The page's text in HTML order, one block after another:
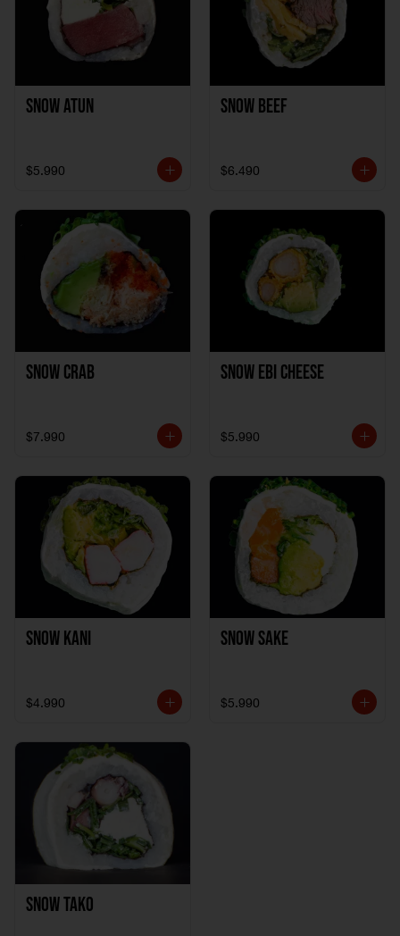
Snow Atun
$5.990
Snow Beef
$6.490
Snow Crab
$7.990
Snow Ebi Cheese
$5.990
Snow Kani
$4.990
Snow Sake
$5.990
Snow Tako